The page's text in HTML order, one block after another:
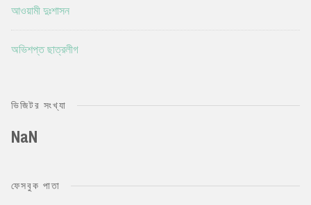
আওয়ামী দুঃশাসন
অভিশপ্ত ছাত্রলীগ
ভিজিটর সংখ্যা
NaN
ফেসবুক পাতা